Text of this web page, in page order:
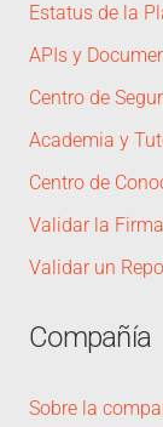
Estatus de la
APIs y
Centro de
Academia y
Centro de
Validar la
Validar un
Compañía
Sobre la